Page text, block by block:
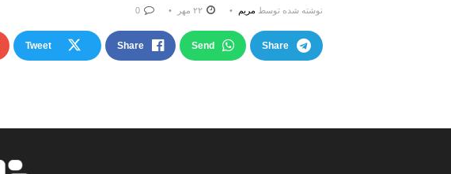
نوشته شده توسط مریم
Share
Send
Share
Tweet